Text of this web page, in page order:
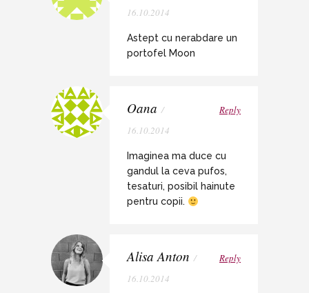
16.10.2014
Astept cu nerabdare un
portofel Moon
Oana /
16.10.2014
Reply
Imaginea ma duce cu
gandul la ceva pufos,
tesaturi, posibil hainute
pentru copii.
Alisa Anton /
16.10.2014
Reply